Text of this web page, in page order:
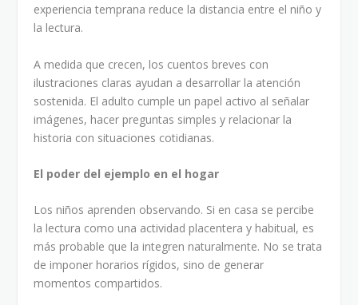
experiencia temprana reduce la distancia entre el niño y
la lectura.
A medida que crecen, los cuentos breves con
ilustraciones claras ayudan a desarrollar la atención
sostenida. El adulto cumple un papel activo al señalar
imágenes, hacer preguntas simples y relacionar la
historia con situaciones cotidianas.
El poder del ejemplo en el hogar
Los niños aprenden observando. Si en casa se percibe
la lectura como una actividad placentera y habitual, es
más probable que la integren naturalmente. No se trata
de imponer horarios rígidos, sino de generar
momentos compartidos.